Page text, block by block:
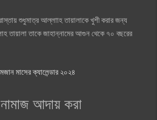
শুধুমাত্র আল্লাাহ তায়ালাকে খুশী করার জন্য
তায়ালা তাকে জাহান্নামের আগুন থেকে ৭০ বছরের
মাসের ক্যালেন্ডার ২০২৪
আদায় করা